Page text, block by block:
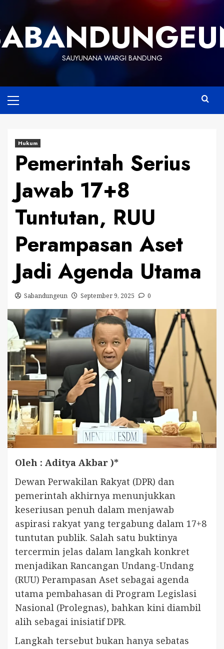
content
SAUYUNANA WARGI BANDUNG
Menu
Hukum
Pemerintah Serius
Jawab 17+8
Tuntutan, RUU
Perampasan Aset
Jadi Agenda Utama
Sabandungeun September 9, 2025 0
Oleh : Aditya Akbar )*
Dewan Perwakilan Rakyat (DPR) dan
pemerintah akhirnya menunjukkan
keseriusan penuh dalam menjawab
aspirasi rakyat yang tergabung dalam 17+8
tuntutan publik. Salah satu buktinya
tercermin jelas dalam langkah konkret
menjadikan Rancangan Undang-Undang
(RUU) Perampasan Aset sebagai agenda
utama pembahasan di Program Legislasi
Nasional (Prolegnas), bahkan kini diambil
alih sebagai inisiatif DPR.
Langkah tersebut bukan hanya sebatas